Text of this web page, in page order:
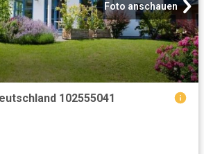
Foto anschauen
102555041